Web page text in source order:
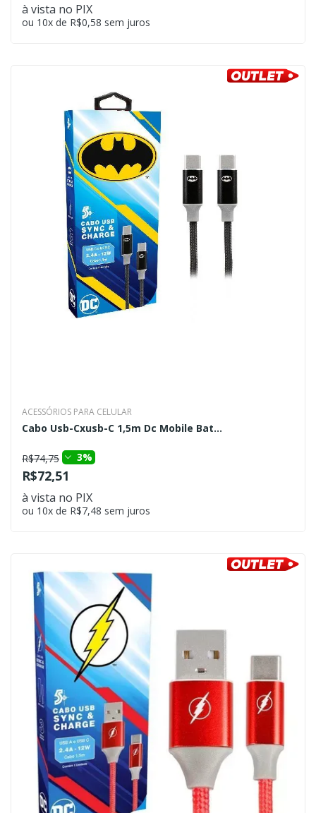
à vista no PIX
ou 10x de R$0,58 sem juros
ACESSÓRIOS PARA CELULAR
Cabo Usb-Cxusb-C 1,5m Dc Mobile Bat...
R$74,75 3%
R$72,51
à vista no PIX
ou 10x de R$7,48 sem juros